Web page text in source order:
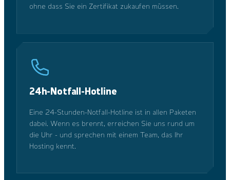
ohne dass Sie ein Zertifikat zukaufen müssen.
24h-Notfall-Hotline
Eine 24-Stunden-Notfall-Hotline ist in allen Paketen
dabei. Wenn es brennt, erreichen Sie uns rund um
die Uhr - und sprechen mit einem Team, das Ihr
Hosting kennt.